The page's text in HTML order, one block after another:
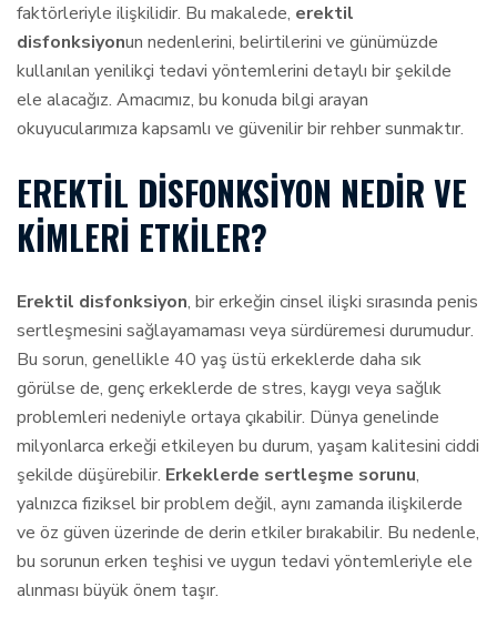
faktörleriyle ilişkilidir. Bu makalede, erektil
disfonksiyonun nedenlerini, belirtilerini ve günümüzde
kullanılan yenilikçi tedavi yöntemlerini detaylı bir şekilde
ele alacağız. Amacımız, bu konuda bilgi arayan
okuyucularımıza kapsamlı ve güvenilir bir rehber sunmaktır.
EREKTIL DISFONKSIYON NEDIR VE
KIMLERI ETKILER?
Erektil disfonksiyon, bir erkeğin cinsel ilişki sırasında penis
sertleşmesini sağlayamaması veya sürdüremesi durumudur.
Bu sorun, genellikle 40 yaş üstü erkeklerde daha sık
görülse de, genç erkeklerde de stres, kaygı veya sağlık
problemleri nedeniyle ortaya çıkabilir. Dünya genelinde
milyonlarca erkeği etkileyen bu durum, yaşam kalitesini ciddi
şekilde düşürebilir. Erkeklerde sertleşme sorunu,
yalnızca fiziksel bir problem değil, aynı zamanda ilişkilerde
ve öz güven üzerinde de derin etkiler bırakabilir. Bu nedenle,
bu sorunun erken teşhisi ve uygun tedavi yöntemleriyle ele
alınması büyük önem taşır.